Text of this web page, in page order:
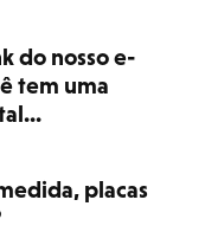
do nosso e-
tem uma
placas